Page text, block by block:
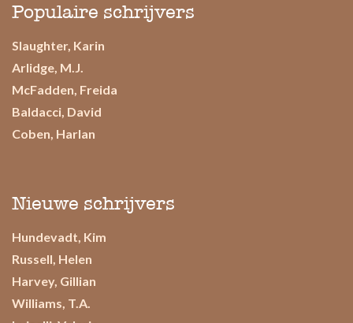
Populaire schrijvers
Slaughter, Karin
Arlidge, M.J.
McFadden, Freida
Baldacci, David
Coben, Harlan
Nieuwe schrijvers
Hundevadt, Kim
Russell, Helen
Harvey, Gillian
Williams, T.A.